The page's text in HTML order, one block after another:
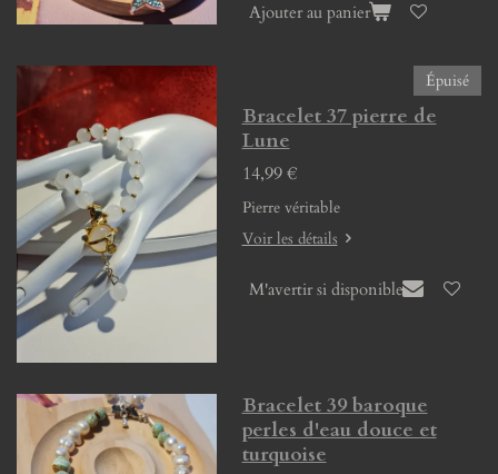
Ajouter au panier
Épuisé
Bracelet 37 pierre de
Lune
14,99 €
Pierre véritable
Voir les détails
M'avertir si disponible
Bracelet 39 baroque
perles d'eau douce et
turquoise